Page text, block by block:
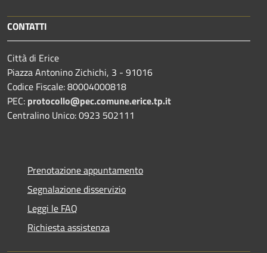
CONTATTI
Città di Erice
Piazza Antonino Zichichi, 3 - 91016
Codice Fiscale: 80004000818
PEC: protocollo@pec.comune.erice.tp.it
Centralino Unico: 0923 502111
Prenotazione appuntamento
Segnalazione disservizio
Leggi le FAQ
Richiesta assistenza